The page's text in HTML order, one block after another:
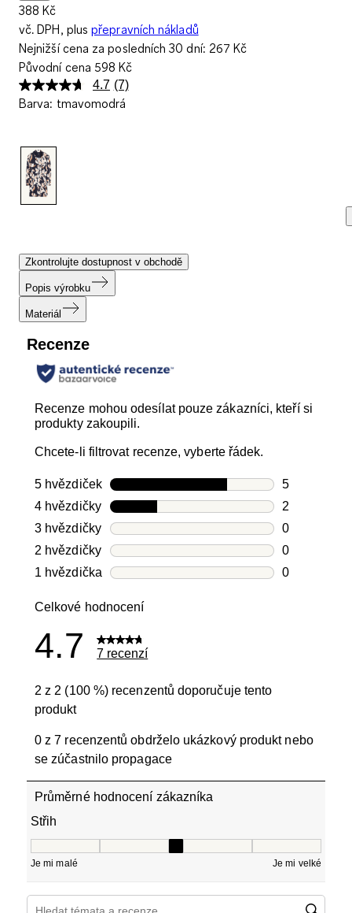
388 Kč
vč. DPH, plus přepravních nákladů
Nejnižší cena za posledních 30 dní: 267 Kč
Původní cena 598 Kč
4.7 Přečtěte
si
(7)
Barva: tmavomodrá
Zkontrolujte dostupnost v obchodě
Popis výrobku
Materiál
Recenze
Recenze mohou odesílat pouze zákazníci, kteří si
produkty zakoupili.
Chcete-li filtrovat recenze, vyberte řádek.
5 hvězdičekhvězdičky
5
Počet
4 hvězdičkyhvězdičky
2
Počet
3 hvězdičkyhvězdičky
0
Počet
2 hvězdičkyhvězdičky
0
Počet
1 hvězdičkahvězdičky
0
Celkové hodnocení
4.7 7 recenzí
2 z 2 (100 %) recenzentů doporučuje tento
produkt
0 z 7 recenzentů obdrželo ukázkový produkt nebo
se zúčastnilo propagace
Průměrné hodnocení zákazníka
Střih
Je mi malé Je mi velké
Hledání témat a recenzí – oblast vyhledávání